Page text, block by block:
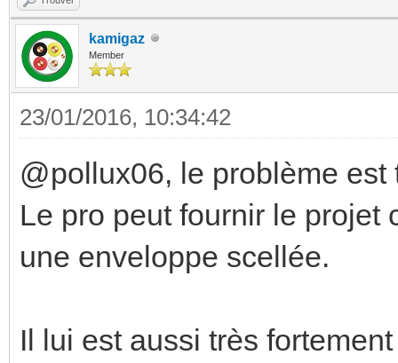
kamigaz
Member
23/01/2016, 10:34:42
@pollux06, le problème
Le pro peut fournir le projet
une enveloppe scellée.
Il lui est aussi très